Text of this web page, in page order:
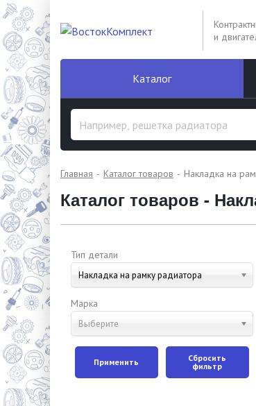
и
Каталог
Главная Каталог товаров Накладка на
Каталог товаров -
Тип детали
Накладка на рамку радиатора
Марка
Выберите
Применить
Сбросить
фильтр